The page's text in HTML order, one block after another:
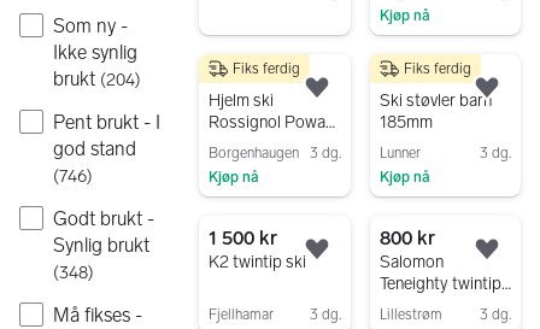
Som ny -
Ikke synlig
brukt (204)
Pent brukt - I
god stand
(746)
Godt brukt -
Synlig brukt
(348)
Må fikses -
Kjøp nå
200 kr
Hjelm ski
Rossignol Powah
Blue 56-58 cm
Borgenhaugen
3 dg.
Kjøp nå
Fiks ferdig
Legg til som favoritt.
350 kr
Ski støvler barn
185mm
Lunner
3 dg.
Kjøp nå
Fiks ferdig
1 500 kr
K2 twintip ski
Fjellhamar 3 dg.
Legg til som favoritt.
800 kr
Salomon
Teneighty twintip
ski 177 cm med
Lillestrøm 3 dg.